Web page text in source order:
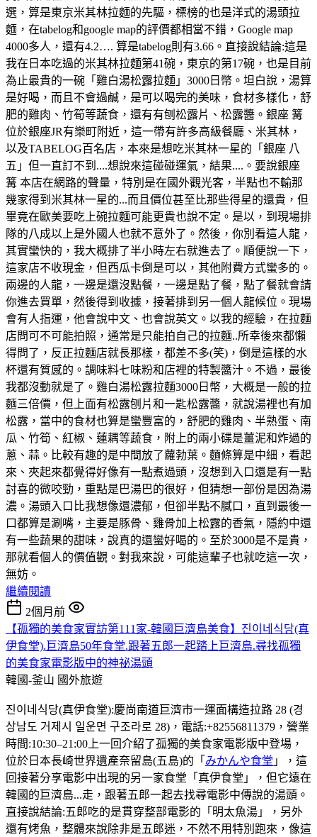
選，算是東京米其林拉麵的先驅，標榜的也是洋式的湯頭拉
麵，在tabelog和google map的評價都相當不錯，Google map
4000多人，還有4.2…. 算是tabelog則有3.66。直接說結論:這是
我在日本吃過的米其林拉麵第41碗，東京的第17碗，也是目前
為止最貴的一碗「雞白湯松露拉麵」3000日幣。坦白說，湯算
是好喝，而且不會過鹹，是可以喝完的美味，食材多樣化，舒
肥的雞肉、竹筍等蔬食，還有有刨松露片、松露醬。銀座 篝
位於銀座JR有樂町附近，這一帶有許多高級餐廳、米其林，
以及TABELOG百名店，本來是想吃米其林一星的「銀座 八
五」但一直訂不到....想說來這碰碰運氣，結果....。要說銀座
篝 本店在網路的聲量，特別是在國外觀光客，半點也不輸那
幾家得到米其林一星的...而且價位甚至比那些得星的還貴，但
畢竟在歐美要吃上碗拉麵可能更貴也說不定。是以，到現場排
隊的八成以上是外國人也就不意外了。然後，你別看這人龍，
其實蠻快的，我大概排了半小時左右就進去了。順便說一下，
這家店不收現金，但西瓜卡倒是可以，其他附費方式蠻多的。
兩邊的人龍，一邊是還沒點餐，一邊是點了餐，點了餐就會請
你進去買單，然後得到收據，接著排到另一個人龍候位。現場
會有人指運，他會說中文、也會說英文。以我的經驗，在拉麵
店問可不可能拍照，通常是只能拍自己的拉麵..所幸後來都懶
得問了，反正拉麵店就長那樣，都差不多(笑)，倒是這樣的水
杯還有質感的。調味料七味粉和店裡的特製醬汁。不過，最後
我都沒動就是了。雞白湯松露拉麵3000日幣，大概是一般的拉
麵三倍價，但上面有松露刨片和一匙松露醬，就說湯裡也有加
松露，當中的食材也算是蠻豐富的，舒肥的雞肉、半熟蛋、南
瓜、竹筍、紅椒、蓮耦等蔬食，附上的兩小碟是薑泥和炸過的
蔥、蒜。比較有趣的是中間放了蘿勃葉。麵條算是中細，看起
來、夾起來都覺得好像有一點煮過頭，沒想到入口還是有一點
討喜的微咬勁，重點是巴湯巴的很好，但猜想一部份是因為湯
濃。湯頭入口比我想像還濃郁，但卻半點不膩口，直到最後一
口都算是涮嘴，主要是豚骨、雞骨加上松露的香氣，隱約中還
有一些蔬果的甜味，說真的還蠻好喝的。至於3000是不是貴，
那就看個人的價值觀。對我來說，可能這輩子也就吃這一次，
無妨。
繼續閱讀
2個月前
【孤獨的美食家實訪第111家-韓國巨濟島美食】진이네식당(真
伊食堂).巨濟島50年食堂.跟著五郎一起踏上巨濟島.尋找孤獨
的美食家電影版中的神祕湯頭
韓國-釜山 國外旅遊
진이네식당(真伊食堂):慶尚南道巨濟市一運面構造拉路 28 (경
상남도 거제시 일운면 구조라로 28)，電話:+82556811379，營業
時間:10:30–21:00上一回介紹了孤獨的美食家電影版中登場，
位於日本長崎世界遺產奈留島(五島)的「 みかんや食堂 」，這
回接著分享電影中出現的另一家食堂「真伊食堂」，但它遠在
韓國的巨濟島...走，跟著五郎一起去找尋電影中傳說的湯頭。
直接說結論:五郎吃的是貫穿整部電影的「明太魚湯」，另外
還有烤魚，整體來說除非是五郎迷，不然不用特別跑來，像這